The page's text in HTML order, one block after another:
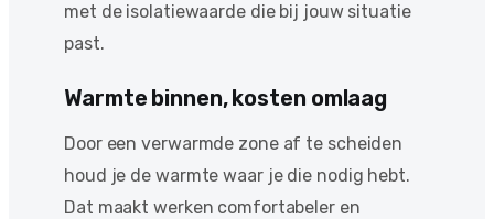
met de isolatiewaarde die bij jouw situatie
past.
Warmte binnen, kosten omlaag
Door een verwarmde zone af te scheiden
houd je de warmte waar je die nodig hebt.
Dat maakt werken comfortabeler en